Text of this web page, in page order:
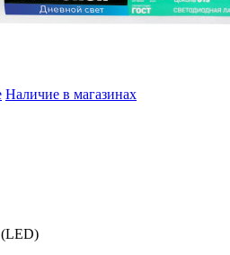
Наличие в магазинах
(LED)